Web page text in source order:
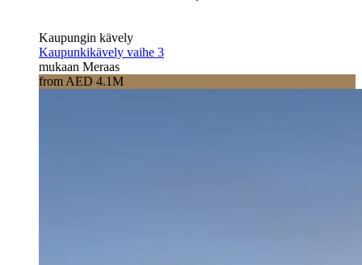
Kaupungin kävely
Kaupunkikävely vaihe 3
mukaan Meraas
from AED 4.1M